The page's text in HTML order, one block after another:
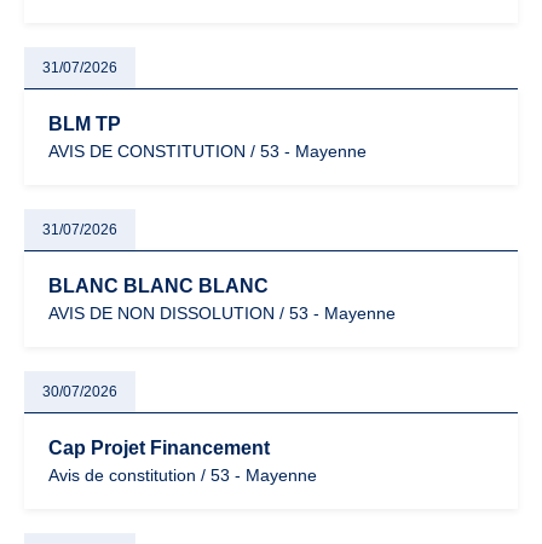
31/07/2026
BLM TP
AVIS DE CONSTITUTION / 53 - Mayenne
31/07/2026
BLANC BLANC BLANC
AVIS DE NON DISSOLUTION / 53 - Mayenne
30/07/2026
Cap Projet Financement
Avis de constitution / 53 - Mayenne